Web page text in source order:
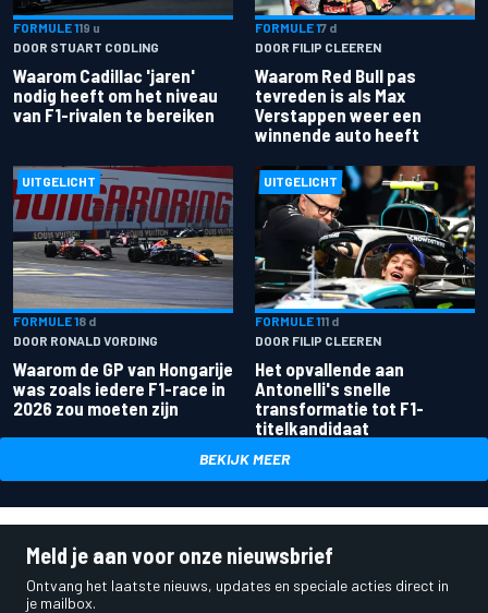
FORMULE 119 u
DOOR STUART CODLING
Waarom Cadillac 'jaren'
nodig heeft om het niveau
van F1-rivalen te bereiken
FORMULE 17 d
DOOR FILIP CLEEREN
Waarom Red Bull pas
tevreden is als Max
Verstappen weer een
winnende auto heeft
UITGELICHT
FORMULE 18 d
DOOR RONALD VORDING
Waarom de GP van Hongarije
was zoals iedere F1-race in
2026 zou moeten zijn
UITGELICHT
FORMULE 111 d
DOOR FILIP CLEEREN
Het opvallende aan
Antonelli's snelle
transformatie tot F1-
titelkandidaat
BEKIJK MEER
Meld je aan voor onze nieuwsbrief
Ontvang het laatste nieuws, updates en speciale acties direct in
je mailbox.